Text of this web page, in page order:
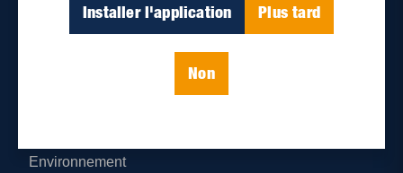
Installer l'application Plus tard
Non
Parutions numériques
Environnement